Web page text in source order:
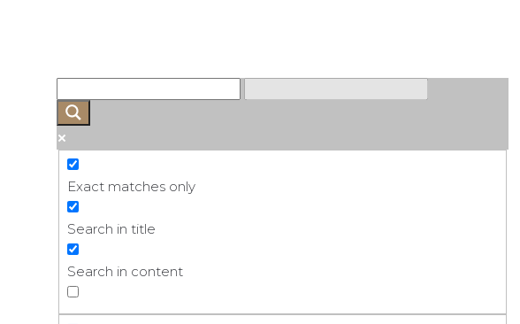
Exact matches only
Search in title
Search in content